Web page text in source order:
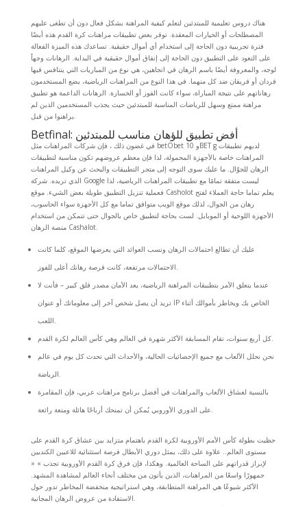
هناك دروس تعليمية للمبتدئين لتعلم كيفية المراهنة بشكل فعال دون أن تطغى عليهم
المصطلحات أو الخيارات المعقدة. توفر بعض تطبيقات مراهنات كرة القدم هذه أيضًا
فترة تجريبية دون الحاجة إلى استخدام أي أموال حقيقية. تساعدك هذه الميزة الفعالة
على التعود على التطبيق دون الحاجة إلى إنفاق أموال حقيقية في البداية. الرهانات وجهاً
لوجه، والمعروفة أيضًا باسم الرهان في اتجاهين، هي نوع من المباريات التي يتنافس فيها
فردان أو فريقان ضد كل منهما. في هذا النوع من المراهنات الرياضية، يضع المستخدمون
رهاناتهم على نتيجة المباراة، سواء كانت الفوز أو الخسارة. الرهانات الداعمة هو تطبيق
مراهنة ممتع وسهل للرياضات المناسبة للمبتدئين حيث يجذب المستخدمين الذين لم
يراهنوا من قبل.
Betfinal: أفض تطبيق للؤهان مناسب للمبتدئين
في غضون ذلك ، فإن شركات المراهنات مثل betObet و 10BET g لديهم تطبيقات
المراهنات خاصة بالأجهزة المحمولة، لذا فإن معظم عروضهم تكون مناسبة لتطبيقات
الرهان للجوّال. ما عليك سوى التوجه إلى متجر التطبيقات والبحث عن وكيل المراهنات
الذي تريده. شركة Google ليست متفقة تمامًا مع تطبيقات المراهنات الرياضية، لذا
فعملية تنزيل التطبيق طويلة بعض الشيء. موقع Casholot يعلم تماما حاجة العملاء لفتح
رهان من الجوال، لذلك موقع الويب متوافق تماما مع كل الأجهزة سواء الحاسوب،
الأجهزة اللوحية أو الموبايل. لست بحاجة لتطبيق خاص بالجوال حتى تتمكن من استخدام
منصة الرهان Cashalot.
عليك أن تطالع احتمالات الرهان ونسب العوائد التي يعرضها الموقع، كلما كانت
الاحتمالات مرتفعة، كانت فرصة رهانك أعلى للفوز.
عندما يتعلق الأمر بتطبيقات المراهنة الرياضية، يعد الأمان مصدر قلق كبير – فأنت لا
تريد أن يصل شخص آخر إلى معلوماتك أو عنوان IP الخاص بك ويخاطر بأموالك أثناء
اللعب.
كل أربع سنوات، تقام المسابقة الأكثر شهرة في العالم وهي كأس العالم لكرة القدم.
نحن نحلل الألعاب مع جميع الإحصائيات الحالية، والأحداث التي تحدث كل يوم في عالم
الرياضة.
بالنسبة لعشاق الألعاب والمراهنات في أفضل برنامج مراهنات عربي، فإن المقامرة
على الدوري الأوروبي يُمكن أن تمنحك أرباحًا هائلة ومتعة رائعة.
حظيت بطولة كأس الأمم الأوروبية لكرة القدم باهتمام متزايد بين عشاق كرة القدم على
مستوى العالم.. علاوة على ذلك، يمثل دوري الأبطال فرصة استثنائية للاعبين الكنديين
لإبراز قدراتهم على الساحة العالمية. وهكذا، فإن فرق كرة القدم الأوروبية تجذب » «
جمهورًا واسعًا من المراهنات، الذين يأتون من مختلف أنحاء العالم لمشاهدة المشهد.
الأكثر شيوعًا هي المراهنة المتطابقة، وهي استراتيجية منخفضة المخاطر تدور حول
الاستفادة من عروض الرهان المجانية.